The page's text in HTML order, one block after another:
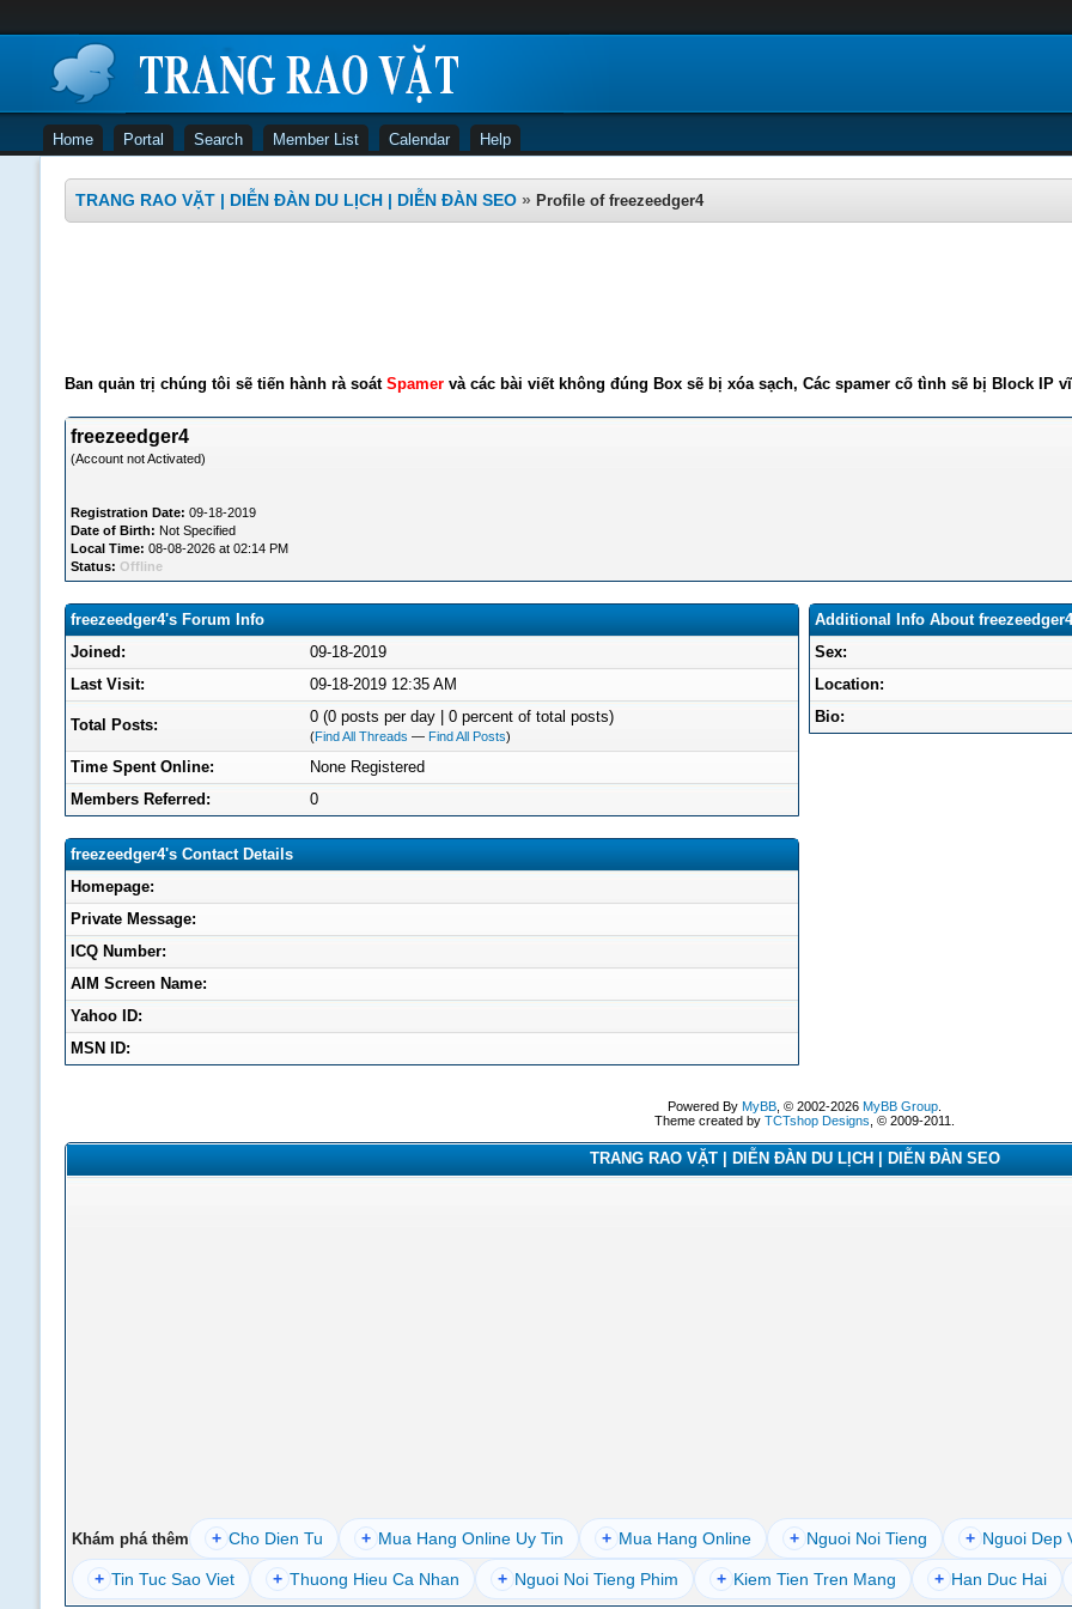
Home Portal Search Member List Calendar Help
TRANG RAO VẶT | DIỄN ĐÀN DU LỊCH | DIỄN ĐÀN SEO » Profile of freezeedger4
Ban quản trị chúng tôi sẽ tiến hành rà soát Spamervà các bài viết không đúng Box sẽ bị xóa sạch, Các spamer cố tình sẽ bị Block IP
freezeedger4
(Account not Activated)
Registration Date: 09-18-2019
Date of Birth: Not Specified
Local Time: 08-08-2026 at 02:14 PM
Status: Offline
freezeedger4's Forum Info
Joined:
09-18-2019
Last Visit:
09-18-2019 12:35 AM
Total Posts: 0 (0 posts per day | 0 percent of total posts)
(Find All Threads — Find All Posts)
Time Spent Online:
None Registered
Members Referred:
0
freezeedger4's Contact Details
Homepage:
Private Message:
ICQ Number:
AIM Screen Name:
Yahoo ID:
MSN ID:
Additional Info About freezeedger4
Sex:
Location:
Bio:
Powered By MyBB, © 2002-2026 MyBB Group.
Theme created by TCTshop Designs , © 2009-2011.
TRANG RAO VẶT | DIỄN ĐÀN DU LỊCH | DIỄN ĐÀN SEO
Khám phá thêm + Cho Dien Tu + Mua Hang Online Uy Tin + Mua Hang Online + Nguoi Noi Tieng + Nguoi Dep
+ Tin Tuc Sao Viet + Thuong Hieu Ca Nhan + Nguoi Noi Tieng Phim + Kiem Tien Tren Mang + Han Duc Hai